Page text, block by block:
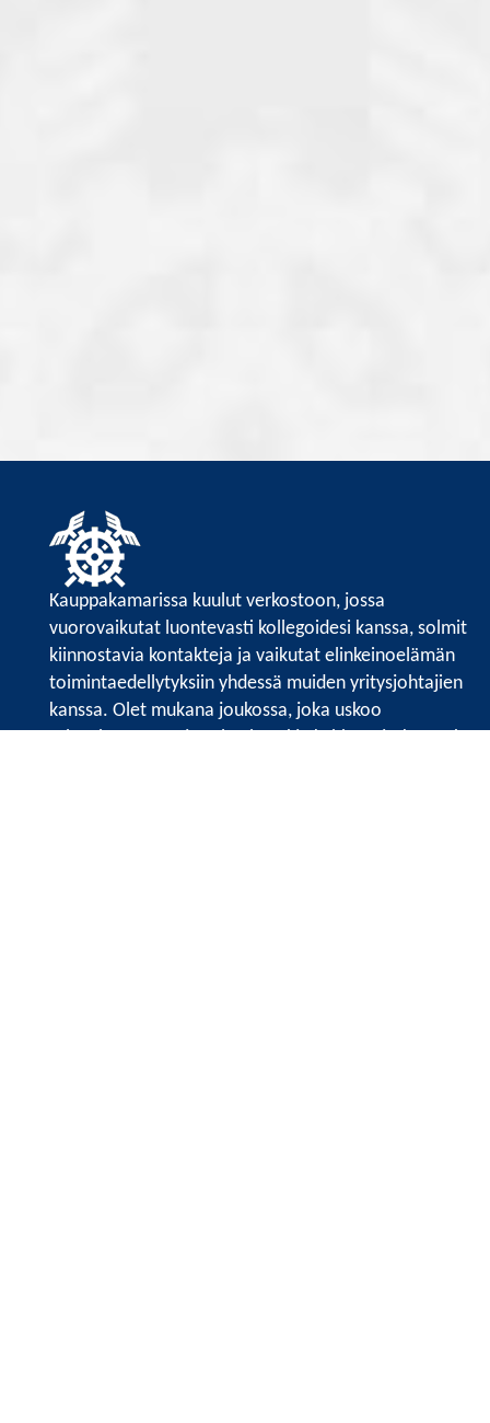
Kauppakamarissa kuulut verkostoon, jossa
vuorovaikutat luontevasti kollegoidesi kanssa, solmit
kiinnostavia kontakteja ja vaikutat elinkeinoelämän
toimintaedellytyksiin yhdessä muiden yritysjohtajien
kanssa. Olet mukana joukossa, joka uskoo